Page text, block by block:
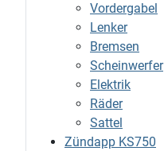
Vordergabel
Lenker
Bremsen
Scheinwerfer
Elektrik
Räder
Sattel
Zündapp KS750